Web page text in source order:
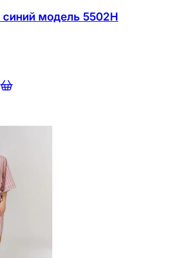
синий модель 5502Н